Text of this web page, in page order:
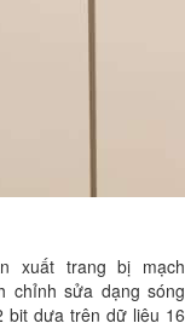
xuất trang bị mạch
chỉnh sửa dạng sóng
bit dựa trên dữ liệu 16